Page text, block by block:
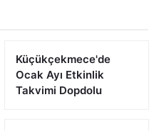
Küçükçekmece'de
Ocak Ayı Etkinlik
Takvimi Dopdolu